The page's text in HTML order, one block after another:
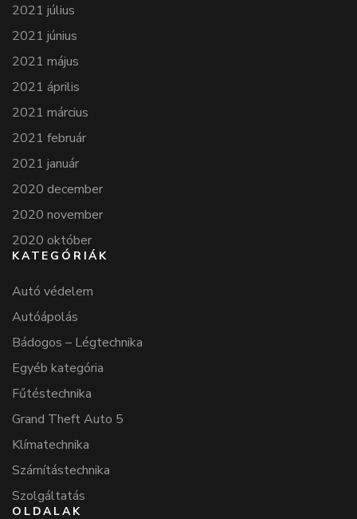
2021 július
2021 június
2021 május
2021 április
2021 március
2021 február
2021 január
2020 december
2020 november
2020 október
KATEGÓRIÁK
Autó védelem
Autóápolás
Bádogos – Légtechnika
Egyéb kategória
Fűtéstechnika
Grand Theft Auto 5
Klímatechnika
Számítástechnika
Szolgáltatás
OLDALAK